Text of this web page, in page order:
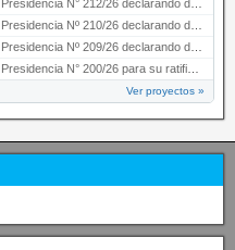
212/26 declarando de interés provincial el “50° A…
210/26 declarando de interés provincial el proyec…
209/26 declarando de interés provincial la presen…
N° 200/26 para su ratificación.
Ver proyectos »